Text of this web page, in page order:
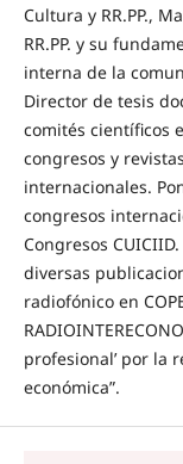
Cultura y RR.PP.,
RR.PP. y su
interna de la
Director de tesis
comités científicos
congresos y
internacionales.
congresos
Congresos
diversas
radiofónico en
profesional’ por la
económica”.